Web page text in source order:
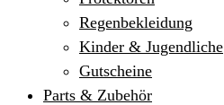
Regenbekleidung
Kinder & Jugendliche
Gutscheine
Parts & Zubehör